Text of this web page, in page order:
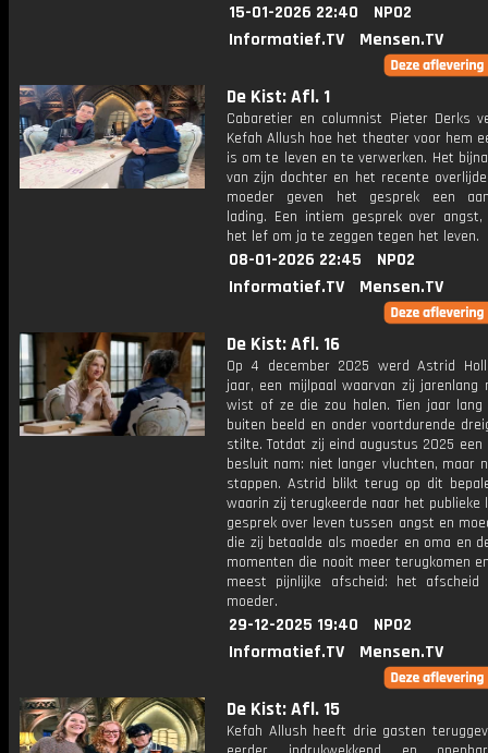
15-01-2026 22:40
NPO2
Informatief.TV
Mensen.TV
De Kist: Afl. 1
Cabaretier en columnist Pieter Derks
Kefah Allush hoe het theater voor hem
is om te leven en te verwerken. Het
van zijn dochter en het recente
moeder geven het gesprek een
lading. Een intiem gesprek over
het lef om ja te zeggen tegen het leven.
08-01-2026 22:45
NPO2
Informatief.TV
Mensen.TV
De Kist: Afl. 16
Op 4 december 2025 werd Astrid
jaar, een mijlpaal waarvan zij jarenlang
wist of ze die zou halen. Tien jaar
buiten beeld en onder voortdurende
stilte. Totdat zij eind augustus 2025 een
besluit nam: niet langer vluchten, maar
stappen. Astrid blikt terug op dit
waarin zij terugkeerde naar het publieke
gesprek over leven tussen angst en
die zij betaalde als moeder en oma en
momenten die nooit meer terugkomen
meest pijnlijke afscheid: het afscheid
moeder.
29-12-2025 19:40
NPO2
Informatief.TV
Mensen.TV
De Kist: Afl. 15
Kefah Allush heeft drie gasten